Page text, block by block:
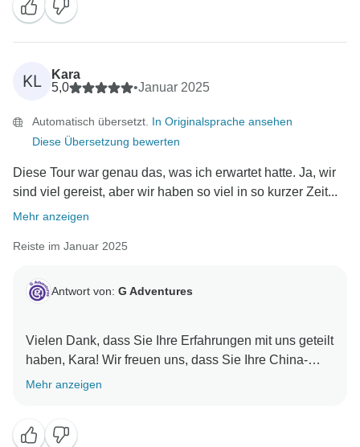
KL
Kara
5,0
•Januar 2025
Automatisch übersetzt. In Originalsprache ansehen
Diese Übersetzung bewerten
Diese Tour war genau das, was ich erwartet hatte. Ja, wir
sind viel gereist, aber wir haben so viel in so kurzer Zeit...
Mehr anzeigen
Reiste im Januar 2025
Antwort von: G Adventures
Vielen Dank, dass Sie Ihre Erfahrungen mit uns geteilt
haben, Kara! Wir freuen uns, dass Sie Ihre China-
Reise mit Ricky und der Gruppe genossen haben und
Mehr anzeigen